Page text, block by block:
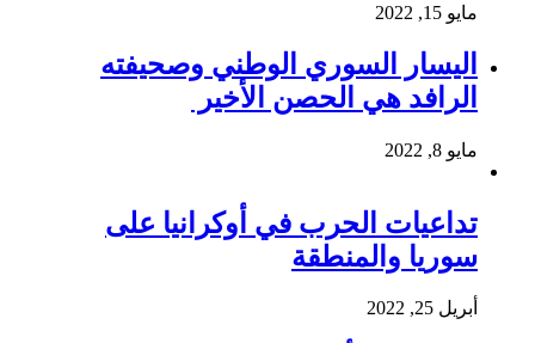
مايو 15, 2022
اليسار السوري الوطني وصحيفته
الرافد هي الحصن الأخير
مايو 8, 2022
تداعيات الحرب في أوكرانيا على
سوريا والمنطقة
أبريل 25, 2022